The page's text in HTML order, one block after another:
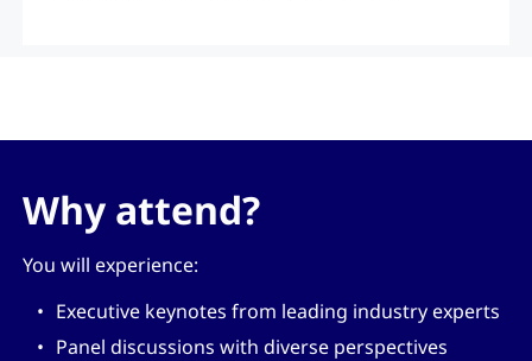
Why attend?
You will experience:
Executive keynotes from leading industry experts
Panel discussions with diverse perspectives